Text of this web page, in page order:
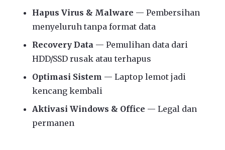
Hapus Virus & Malware — Pembersihan
menyeluruh tanpa format data
Recovery Data — Pemulihan data dari
HDD/SSD rusak atau terhapus
Optimasi Sistem — Laptop lemot jadi
kencang kembali
Aktivasi Windows & Office — Legal dan
permanen